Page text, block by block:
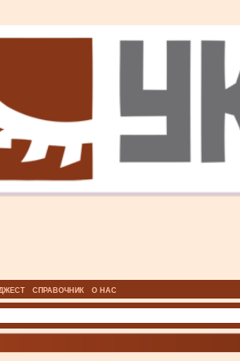
СПРАВОЧНИК О НАС